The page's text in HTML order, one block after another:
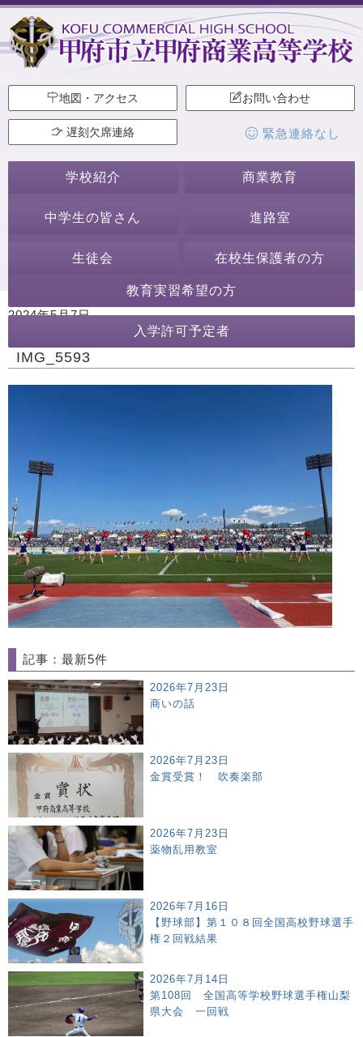
地図・アクセス お問い合わせ
遅刻欠席連絡 緊急連絡なし
学校紹介 商業教育
中学生の皆さん 進路室
生徒会 在校生保護者の方
教育実習希望の方
入学許可予定者
2024年5月7日
IMG_5593
記事：最新5件
2026年7月23日
商いの話
2026年7月23日
金賞受賞！ 吹奏楽部
2026年7月23日
薬物乱用教室
2026年7月16日
【野球部】第１０８回全国高校野球選手
権２回戦結果
2026年7月14日
第108回 全国高等学校野球選手権山梨
県大会 一回戦